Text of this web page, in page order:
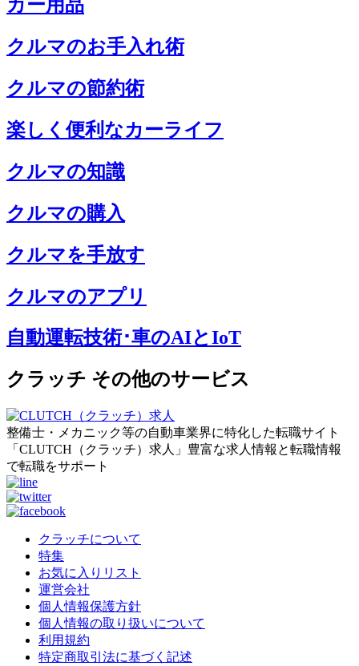
カー用品
クルマのお手入れ術
クルマの節約術
楽しく便利なカーライフ
クルマの知識
クルマの購入
クルマを手放す
クルマのアプリ
自動運転技術･車のAIとIoT
クラッチ その他のサービス
整備士・メカニック等の自動車業界に特化した転職サイト
「CLUTCH（クラッチ）求人」豊富な求人情報と転職情報
で転職をサポート
クラッチについて
特集
お気に入りリスト
運営会社
個人情報保護方針
個人情報の取り扱いについて
利用規約
特定商取引法に基づく記述